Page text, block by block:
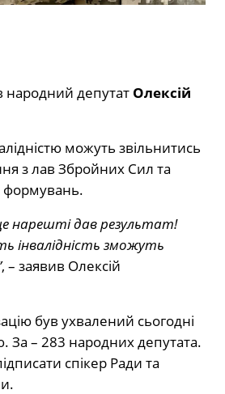
народний депутат Олексій
можуть звільнитись
з лав Збройних Сил та
формувань.
нарешті дав результат!
інвалідність зможуть
, – заявив Олексій
був ухвалений сьогодні
– 283 народних депутата.
спікер Ради та